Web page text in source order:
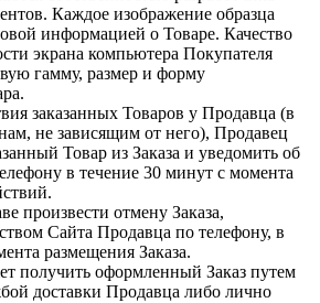
Каждое изображение образца
информацией о Товаре. Качество
экрана компьютера Покупателя
гамму, размер и форму
заказанных Товаров у Продавца (в
не зависящим от него), Продавец
Товар из Заказа и уведомить об
в течение 30 минут с момента
произвести отмену Заказа,
Сайта Продавца по телефону, в
размещения Заказа.
получить оформленный Заказ путем
доставки Продавца либо лично